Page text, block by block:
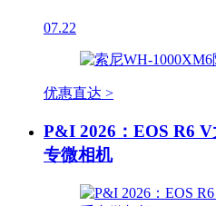
07.22
优惠直达 >
P&I 2026：EOS R6
专微相机